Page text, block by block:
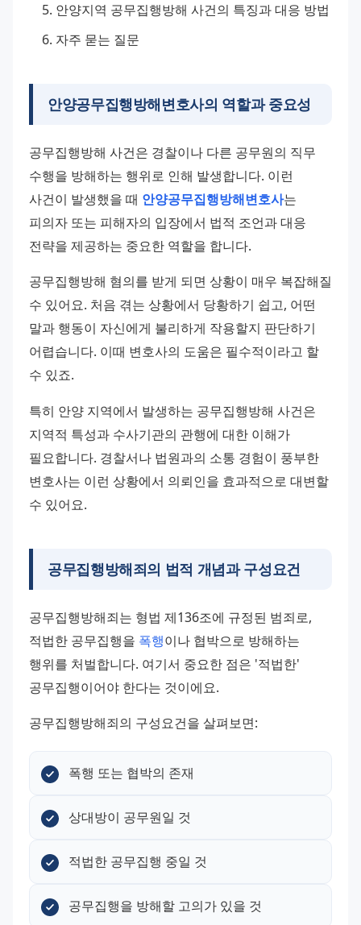
안양지역 공무집행방해 사건의 특징과 대응 방법
자주 묻는 질문
안양공무집행방해변호사의 역할과 중요성
공무집행방해 사건은 경찰이나 다른 공무원의 직무
수행을 방해하는 행위로 인해 발생합니다. 이런
사건이 발생했을 때 안양공무집행방해변호사는
피의자 또는 피해자의 입장에서 법적 조언과 대응
전략을 제공하는 중요한 역할을 합니다.
공무집행방해 혐의를 받게 되면 상황이 매우 복잡해질
수 있어요. 처음 겪는 상황에서 당황하기 쉽고, 어떤
말과 행동이 자신에게 불리하게 작용할지 판단하기
어렵습니다. 이때 변호사의 도움은 필수적이라고 할
수 있죠.
특히 안양 지역에서 발생하는 공무집행방해 사건은
지역적 특성과 수사기관의 관행에 대한 이해가
필요합니다. 경찰서나 법원과의 소통 경험이 풍부한
변호사는 이런 상황에서 의뢰인을 효과적으로 대변할
수 있어요.
공무집행방해죄의 법적 개념과 구성요건
공무집행방해죄는 형법 제136조에 규정된 범죄로,
적법한 공무집행을 폭행이나 협박으로 방해하는
행위를 처벌합니다. 여기서 중요한 점은 '적법한'
공무집행이어야 한다는 것이에요.
공무집행방해죄의 구성요건을 살펴보면:
폭행 또는 협박의 존재
상대방이 공무원일 것
적법한 공무집행 중일 것
공무집행을 방해할 고의가 있을 것